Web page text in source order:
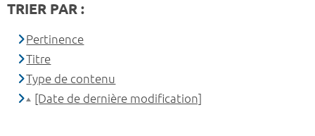
TRIER PAR :
Pertinence
Titre
Type de contenu
[Date de dernière modification]